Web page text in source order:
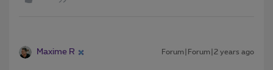
Maxime R Forum|Forum|2 years ago